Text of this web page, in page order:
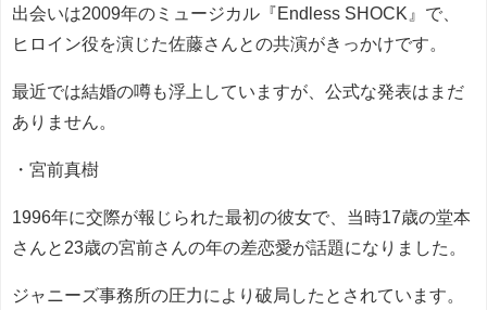
出会いは2009年のミュージカル『Endless SHOCK』で、
ヒロイン役を演じた佐藤さんとの共演がきっかけです。
最近では結婚の噂も浮上していますが、公式な発表はまだ
ありません。
・宮前真樹
1996年に交際が報じられた最初の彼女で、当時17歳の堂本
さんと23歳の宮前さんの年の差恋愛が話題になりました。
ジャニーズ事務所の圧力により破局したとされています。